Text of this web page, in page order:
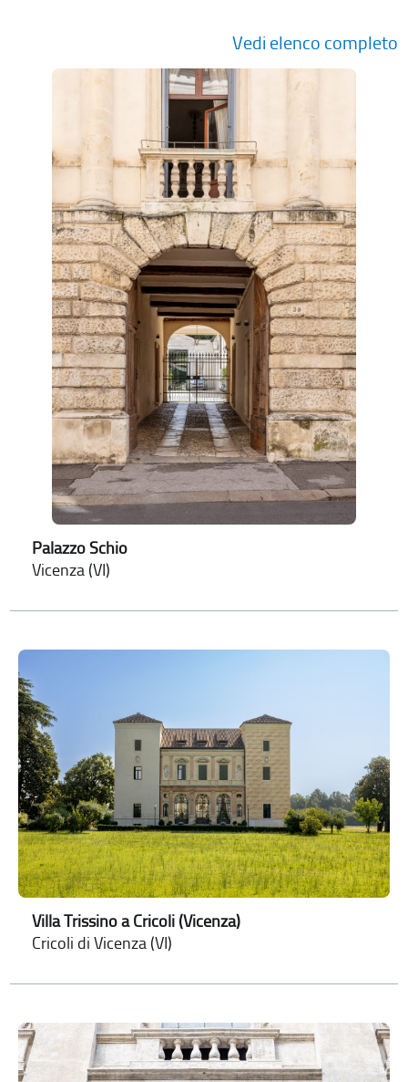
Vedi elenco completo
Palazzo Schio
Vicenza (VI)
Villa Trissino a Cricoli (Vicenza)
Cricoli di Vicenza (VI)